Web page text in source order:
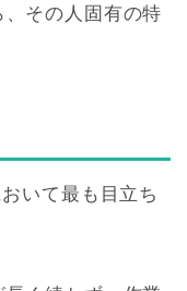
その人固有の特
いて最も目立ち